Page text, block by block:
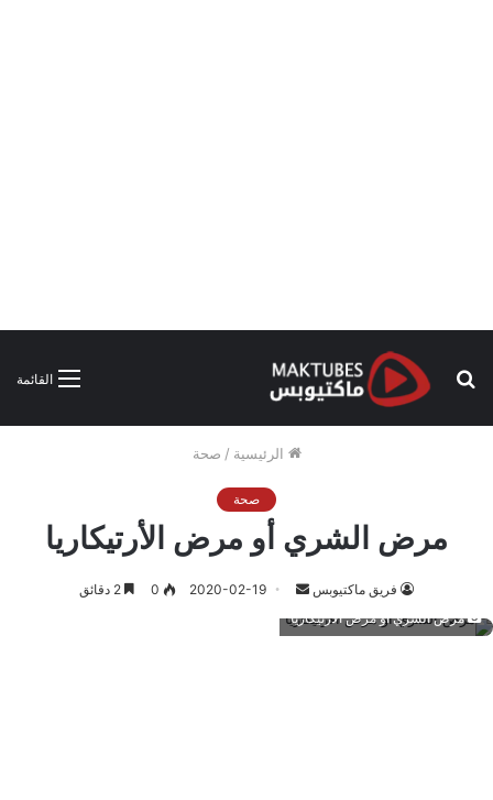
القائمة
بحث
الرئيسية / صحة
صحة
مرض الشري أو مرض الأرتيكاريا
فريق ماكتيوبس
أرسل
إلكترونيا
2020-02-19
0
مرض الشري أو مرض الأرتيكاريا